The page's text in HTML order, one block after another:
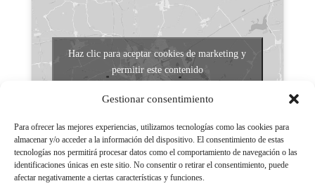
Gestionar consentimiento
Para ofrecer las mejores experiencias, utilizamos tecnologías como las cookies para
almacenar y/o acceder a la información del dispositivo. El consentimiento de estas
tecnologías nos permitirá procesar datos como el comportamiento de navegación o las
identificaciones únicas en este sitio. No consentir o retirar el consentimiento, puede
afectar negativamente a ciertas características y funciones.
Haz clic para aceptar cookies de marketing y
permitir este contenido
Aviso legal